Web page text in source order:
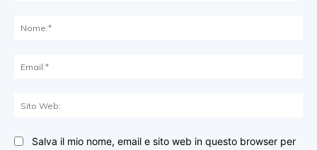
Salva il mio nome, email e sito web in questo browser per